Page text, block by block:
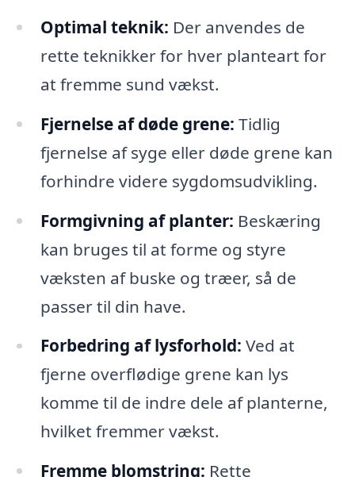
Optimal teknik: Der anvendes de
rette teknikker for hver planteart for
at fremme sund vækst.
Fjernelse af døde grene: Tidlig
fjernelse af syge eller døde grene kan
forhindre videre sygdomsudvikling.
Formgivning af planter: Beskæring
kan bruges til at forme og styre
væksten af buske og træer, så de
passer til din have.
Forbedring af lysforhold: Ved at
fjerne overflødige grene kan lys
komme til de indre dele af planterne,
hvilket fremmer vækst.
Fremme blomstring: Rette